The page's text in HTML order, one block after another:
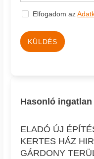
Elfogadom az
KÜLDÉS
Hasonló
ELADÓ ÚJ
KERTES HÁZ
GÁRDONY